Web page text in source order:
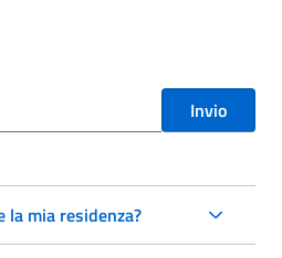
Invio
la mia residenza?